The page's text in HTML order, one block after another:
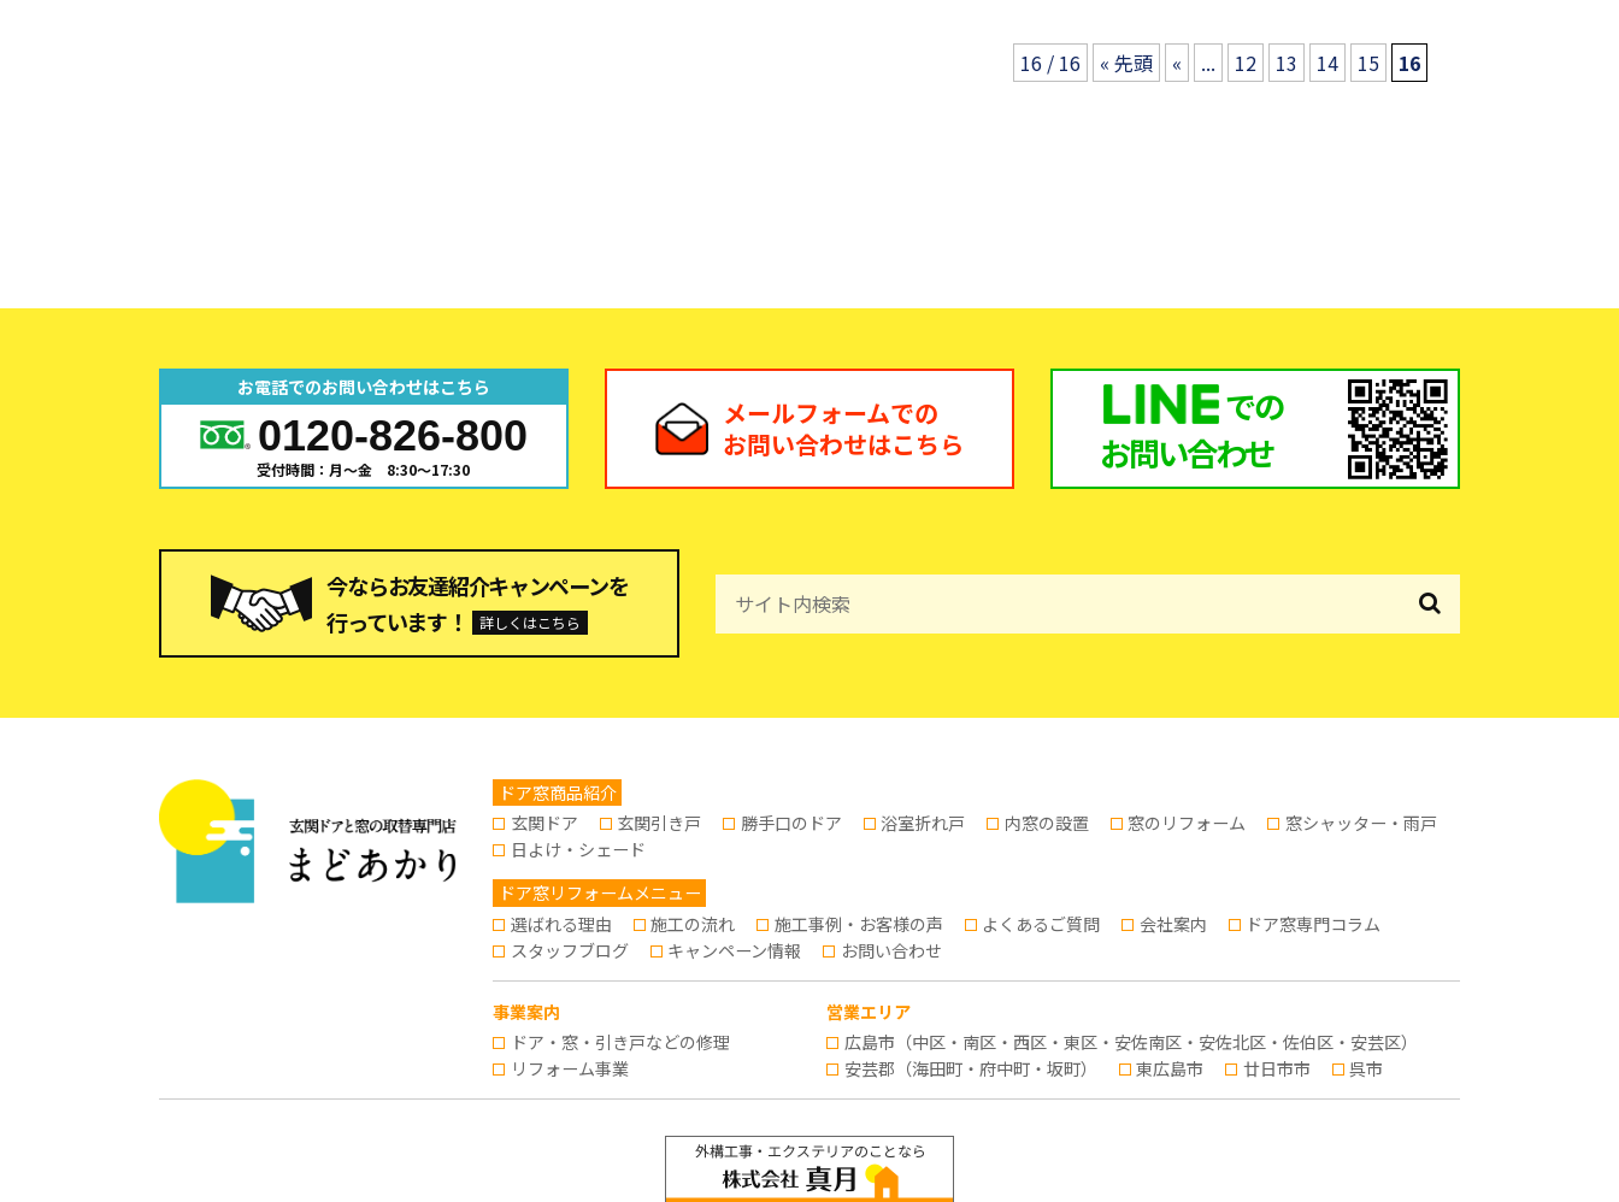
16 / 16 « 先頭 « ... 12 13 14 15 16
お電話でのお問い合わせはこちら
0120-826-800
受付時間：月～金 8:30～17:30
メールフォームでの
お問い合わせはこちら
での
お問い合わせ
今ならお友達紹介キャンペーンを
行っています！
詳しくはこちら
ドア窓商品紹介
玄関ドア
玄関引き戸 勝手口のドア 浴室折れ戸 内窓の設置 窓のリフォーム
窓シャッター・雨戸
日よけ・シェード
ドア窓リフォームメニュー
選ばれる理由
施工の流れ 施工事例・お客様の声 よくあるご質問 会社案内
ドア窓専門コラム
スタッフブログ
キャンペーン情報 お問い合わせ
事業案内
ドア・窓・引き戸などの修理
リフォーム事業
営業エリア
広島市（中区・南区・西区・東区・安佐南区・安佐北区・佐伯区・安芸区）
安芸郡（海田町・府中町・坂町）
東広島市 廿日市市 呉市